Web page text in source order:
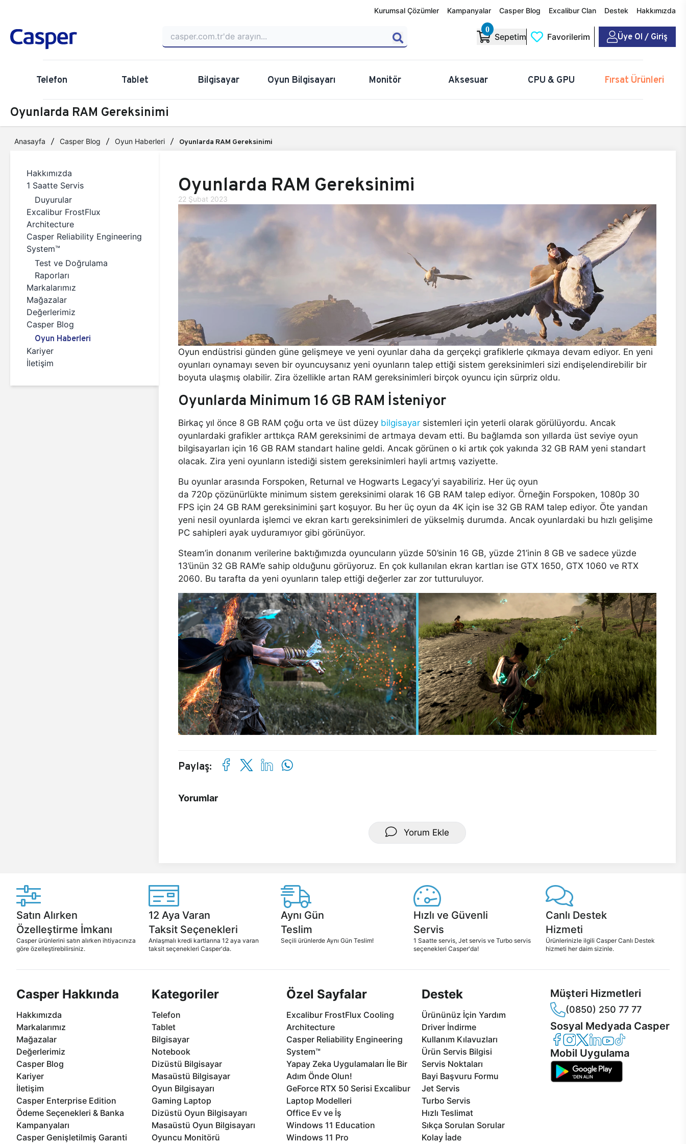
Kurumsal Çözümler Kampanyalar Casper Blog Excalibur Clan Destek Hakkımızda
0
Sepetim Favorilerim Üye Ol / Giriş
Telefon Tablet Bilgisayar Oyun Bilgisayarı Monitör Aksesuar CPU & GPU Fırsat Ürünleri
Oyunlarda RAM Gereksinimi
Anasayfa Casper Blog Oyun Haberleri Oyunlarda RAM Gereksinimi
Hakkımızda
1 Saatte Servis
Duyurular
Excalibur FrostFlux
Architecture
Casper Reliability Engineering
System™
Test ve Doğrulama
Raporları
Markalarımız
Mağazalar
Değerlerimiz
Casper Blog
Oyun Haberleri
Kariyer
İletişim
Oyunlarda RAM Gereksinimi
22 Şubat 2023
Oyun endüstrisi günden güne gelişmeye ve yeni oyunlar daha da gerçekçi grafiklerle çıkmaya devam ediyor. En yeni
oyunları oynamayı seven bir oyuncuysanız yeni oyunların talep ettiği sistem gereksinimleri sizi endişelendirebilir bir
boyuta ulaşmış olabilir. Zira özellikle artan RAM gereksinimleri birçok oyuncu için sürpriz oldu.
Oyunlarda Minimum 16 GB RAM İsteniyor
Birkaç yıl önce 8 GB RAM çoğu orta ve üst düzey bilgisayar sistemleri için yeterli olarak görülüyordu. Ancak
oyunlardaki grafikler arttıkça RAM gereksinimi de artmaya devam etti. Bu bağlamda son yıllarda üst seviye oyun
bilgisayarları için 16 GB RAM standart haline geldi. Ancak görünen o ki artık çok yakında 32 GB RAM yeni standart
olacak. Zira yeni oyunların istediği sistem gereksinimleri hayli artmış vaziyette.
Bu oyunlar arasında Forspoken, Returnal ve Hogwarts Legacy’yi sayabiliriz. Her üç oyun
da 720p çözünürlükte minimum sistem gereksinimi olarak 16 GB RAM talep ediyor. Örneğin Forspoken, 1080p 30
FPS için 24 GB RAM gereksinimini şart koşuyor. Bu her üç oyun da 4K için ise 32 GB RAM talep ediyor. Öte yandan
yeni nesil oyunlarda işlemci ve ekran kartı gereksinimleri de yükselmiş durumda. Ancak oyunlardaki bu hızlı gelişime
PC sahipleri ayak uyduramıyor gibi görünüyor.
Steam’in donanım verilerine baktığımızda oyuncuların yüzde 50’sinin 16 GB, yüzde 21’inin 8 GB ve sadece yüzde
13’ünün 32 GB RAM’e sahip olduğunu görüyoruz. En çok kullanılan ekran kartları ise GTX 1650, GTX 1060 ve RTX
2060. Bu tarafta da yeni oyunların talep ettiği değerler zar zor tutturuluyor.
Paylaş:
Yorumlar
Yorum Ekle
Satın Alırken
Özelleştirme İmkanı
Casper ürünlerini satın alırken ihtiyacınıza
göre özelleştirebilirsiniz.
12 Aya Varan
Taksit Seçenekleri
Anlaşmalı kredi kartlarına 12 aya varan
taksit seçenekleri Casper'da.
Aynı Gün
Teslim
Seçili ürünlerde Aynı Gün Teslim!
Hızlı ve Güvenli
Servis
1 Saatte servis, Jet servis ve Turbo servis
seçenekleri Casper'da!
Canlı Destek
Hizmeti
Ürünlerinizle ilgili Casper Canlı Destek
hizmeti her daim sizinle.
Casper Hakkında
Hakkımızda
Markalarımız
Mağazalar
Değerlerimiz
Casper Blog
Kariyer
İletişim
Casper Enterprise Edition
Ödeme Seçenekleri & Banka
Kampanyaları
Casper Genişletilmiş Garanti
Kategoriler
Telefon
Tablet
Bilgisayar
Notebook
Dizüstü Bilgisayar
Masaüstü Bilgisayar
Oyun Bilgisayarı
Gaming Laptop
Dizüstü Oyun Bilgisayarı
Masaüstü Oyun Bilgisayarı
Oyuncu Monitörü
Özel Sayfalar
Excalibur FrostFlux Cooling
Architecture
Casper Reliability Engineering
System™
Yapay Zeka Uygulamaları İle Bir
Adım Önde Olun!
GeForce RTX 50 Serisi Excalibur
Laptop Modelleri
Office Ev ve İş
Windows 11 Education
Windows 11 Pro
Destek
Ürününüz İçin Yardım
Driver İndirme
Kullanım Kılavuzları
Ürün Servis Bilgisi
Servis Noktaları
Bayi Başvuru Formu
Jet Servis
Turbo Servis
Hızlı Teslimat
Sıkça Sorulan Sorular
Kolay İade
Müşteri Hizmetleri
(0850) 250 77 77
Sosyal Medyada Casper
Casper Facebook
Casper Instagram
Casper Twitter
Casper LinkedIn
Casper YouTube
Casper TikTok
Mobil Uygulama